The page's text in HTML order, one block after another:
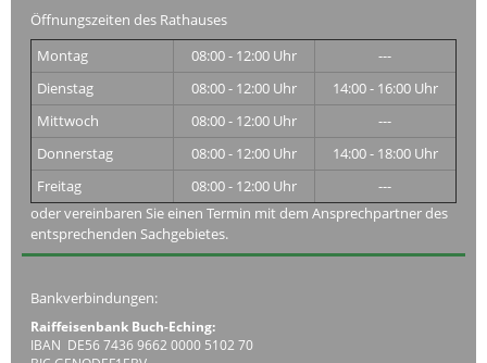
Öffnungszeiten des Rathauses
Montag
08:00 - 12:00 Uhr
---
Dienstag
08:00 - 12:00 Uhr
14:00 - 16:00 Uhr
Mittwoch
08:00 - 12:00 Uhr
---
Donnerstag
08:00 - 12:00 Uhr
14:00 - 18:00 Uhr
Freitag
08:00 - 12:00 Uhr
---
oder vereinbaren Sie einen Termin mit dem Ansprechpartner des
entsprechenden Sachgebietes.
Bankverbindungen:
Raiffeisenbank Buch-Eching:
IBAN DE56 7436 9662 0000 5102 70